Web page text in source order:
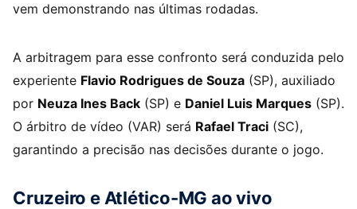
vem demonstrando nas últimas rodadas.
A arbitragem para esse confronto será conduzida pelo
experiente Flavio Rodrigues de Souza (SP), auxiliado
por Neuza Ines Back (SP) e Daniel Luis Marques (SP).
O árbitro de vídeo (VAR) será Rafael Traci (SC),
garantindo a precisão nas decisões durante o jogo.
Cruzeiro e Atlético-MG ao vivo